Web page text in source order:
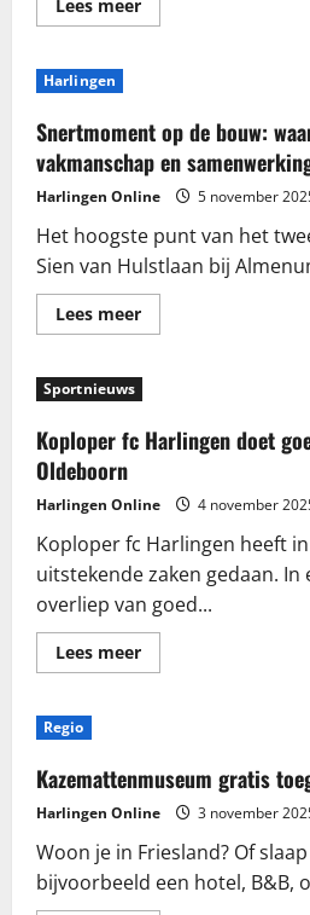
Lees meer
meer
Harlingen
Snertmoment op de bouw:
vakmanschap en
Harlingen Online 5 november
Het hoogste punt van het
Sien van Hulstlaan bij
Lees meerLees
meer
op
de
waardering
voor
samenwerking
Sportnieuws
Koploper fc Harlingen doet
Oldeboorn
Harlingen Online 4 november
Koploper fc Harlingen heeft
uitstekende zaken gedaan.
overliep van goed...
Lees meerLees
meer
zaken
tegen
Oldeboorn
Regio
Kazemattenmuseum gratis
Harlingen Online 3 november
Woon je in Friesland? Of
bijvoorbeeld een hotel, B&B,